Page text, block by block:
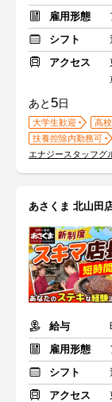
雇用形態
シフト
アクセス
あと 5日
大学生歓迎 高
扶養控除内勤務可
エナジースタッフグ
あさくま 北山田
給与
雇用形態
シフト
アクセス